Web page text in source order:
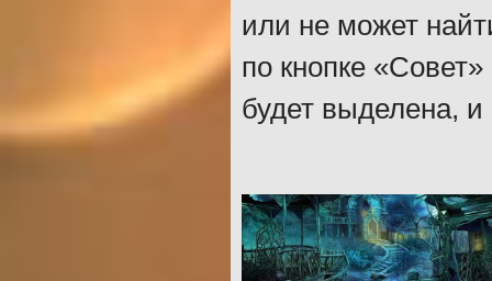
или не может
по кнопке
будет выделена, и